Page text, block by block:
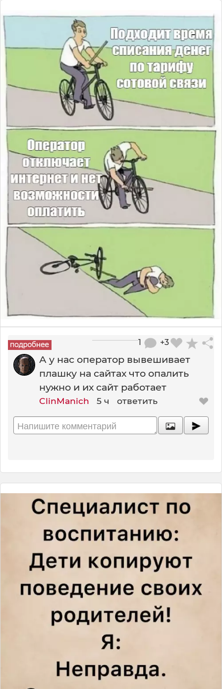
+3
1
А у нас оператор вывешивает
плашку на сайтах что опалить
нужно и их сайт работает
ClinManich 5 ч ответить